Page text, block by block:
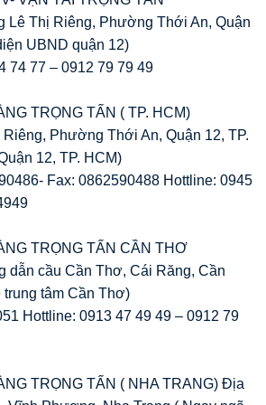
Thị Riêng, Phường Thới An, Quận
UBND quận 12)
74 77 – 0912 79 79 49
TRỌNG TẤN ( TP. HCM)
Phường Thới An, Quận 12, TP.
12, TP. HCM)
Fax: 0862590488 Hottline: 0945
TRỌNG TẤN CẦN THƠ
cầu Cần Thơ, Cái Răng, Cần
tâm Cần Thơ)
Hottline: 0913 47 49 49 – 0912 79
TRỌNG TẤN ( NHA TRANG) Địa